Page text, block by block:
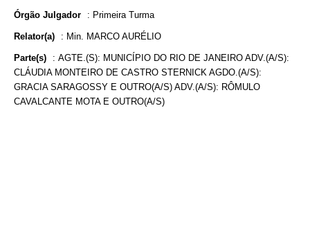
Órgão Julgador : Primeira Turma
Relator(a) : Min. MARCO AURÉLIO
Parte(s) : AGTE.(S): MUNICÍPIO DO RIO DE JANEIRO ADV.(A/S):
CLÁUDIA MONTEIRO DE CASTRO STERNICK AGDO.(A/S):
GRACIA SARAGOSSY E OUTRO(A/S) ADV.(A/S): RÔMULO
CAVALCANTE MOTA E OUTRO(A/S)